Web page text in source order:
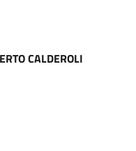
CALDEROLI